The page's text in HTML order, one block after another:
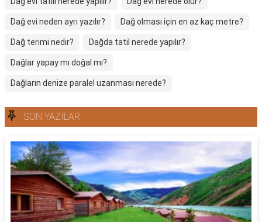
Dağ evi neden ayrı yazılır? Dağ olması için en az kaç metre?
Dağ terimi nedir? Dağda tatil nerede yapılır?
Dağlar yapay mı doğal mı?
Dağların denize paralel uzanması nerede?
SON YAZILAR